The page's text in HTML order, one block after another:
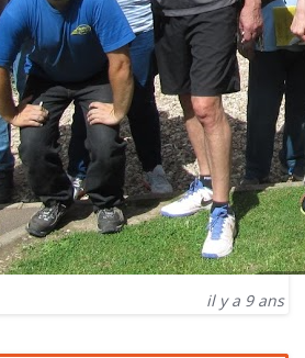
il y a 9 ans